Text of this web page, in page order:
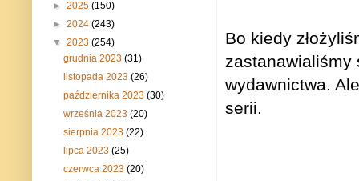
Bo kiedy
zastanawialiśmy
wydawnictwa.
serii.
► 2025 (150)
► 2024 (243)
▼ 2023 (254)
grudnia 2023(31)
listopada 2023(26)
października 2023(30)
września 2023(20)
sierpnia 2023(22)
lipca 2023(25)
czerwca 2023(20)